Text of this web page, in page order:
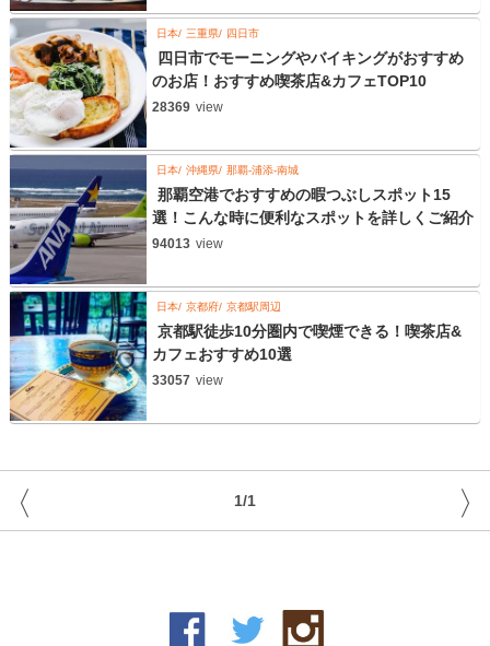
日本 三重県 四日市
四日市でモーニングやバイキングがおすすめ
のお店！おすすめ喫茶店&カフェTOP10
28369 view
日本 沖縄県 那覇-浦添-南城
那覇空港でおすすめの暇つぶしスポット15
選！こんな時に便利なスポットを詳しくご紹介
94013 view
日本 京都府 京都駅周辺
京都駅徒歩10分圏内で喫煙できる！喫茶店&
カフェおすすめ10選
33057 view
1/1
〈 〉